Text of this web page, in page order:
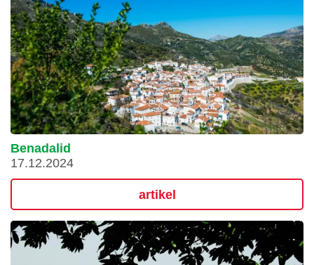
Benadalid
17.12.2024
artikel